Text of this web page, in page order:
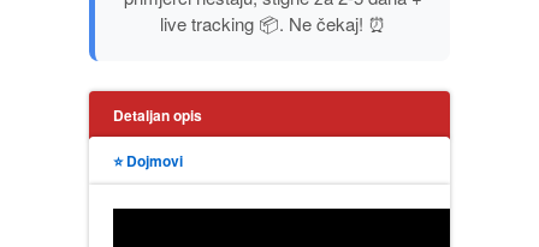
PUTOPISI
STRIP
TEORIJE ZAVERE
TINEJDŽ
live tracking 📦. Ne čekaj! ⏰
Detaljan opis
⭐ Dojmovi